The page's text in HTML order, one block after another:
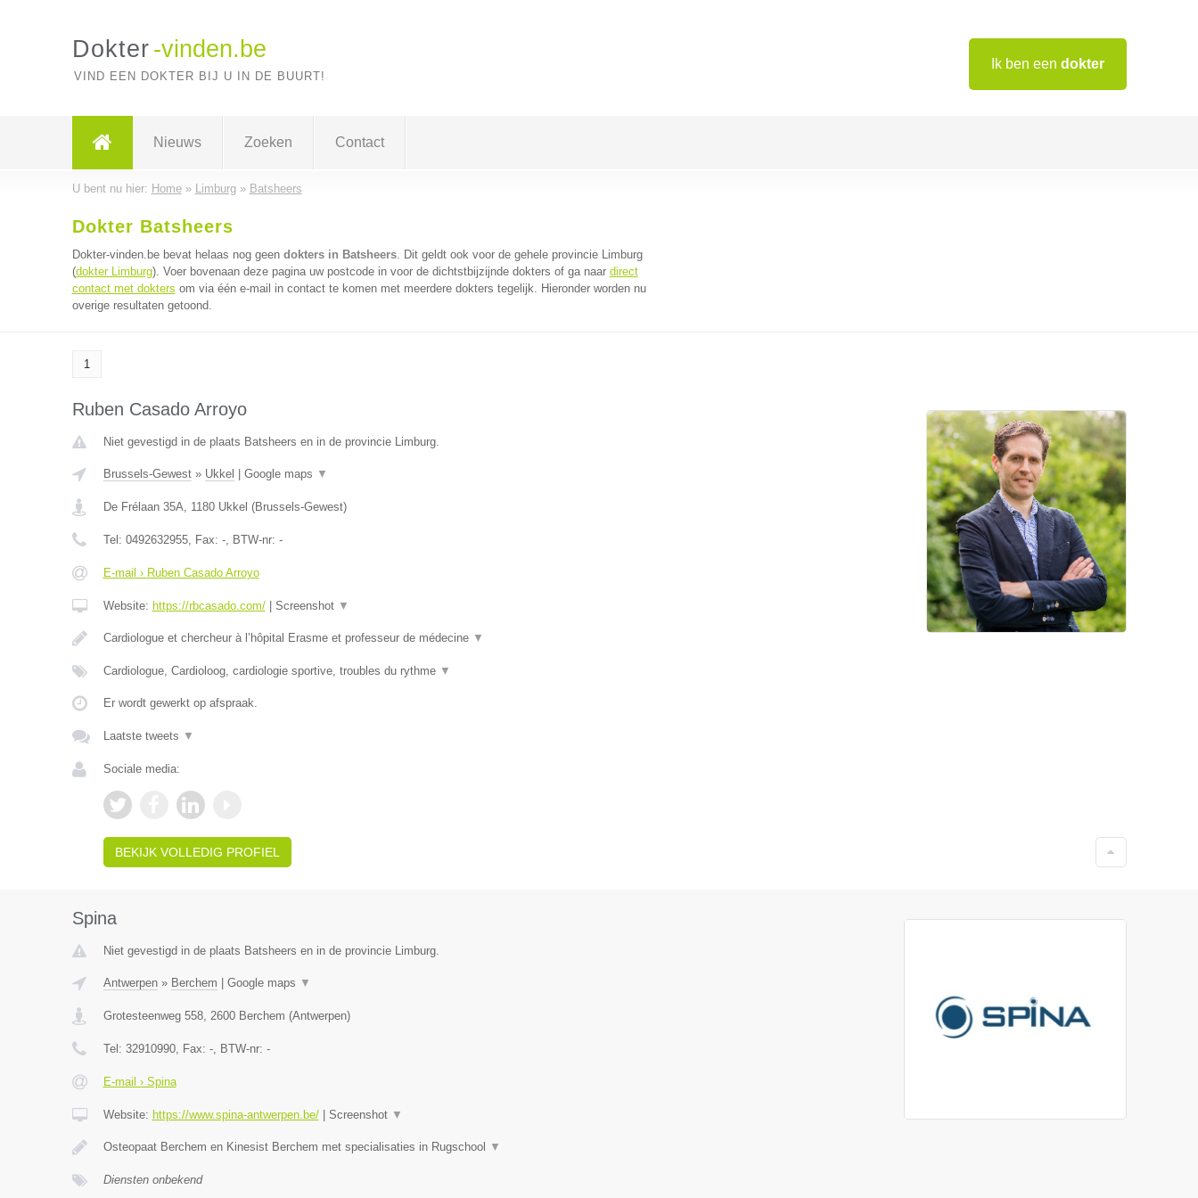
Ik ben een dokter
Dokter -vinden.be
VIND EEN DOKTER BIJ U IN DE BUURT!
Nieuws Zoeken Contact
U bent nu hier: Home» Limburg» Batsheers
Dokter Batsheers
Dokter-vinden.be bevat helaas nog geen dokters in Batsheers. Dit geldt ook voor de gehele provincie Limburg
(dokter Limburg). Voer bovenaan deze pagina uw postcode in voor de dichtstbijzijnde dokters of ga naar direct
contact met dokters om via één e-mail in contact te komen met meerdere dokters tegelijk. Hieronder worden nu
overige resultaten getoond.
1
Ruben Casado Arroyo
Niet gevestigd in de plaats Batsheers en in de provincie Limburg.
Brussels-Gewest» Ukkel Google maps ▼
De Frélaan 35A, 1180 Ukkel (Brussels-Gewest)
Tel: 0492632955, Fax: -, BTW-nr: -
E-mail › Ruben Casado Arroyo
Website: https://rbcasado.com/| Screenshot ▼
Cardiologue et chercheur à l’hôpital Erasme et professeur de médecine ▼
Cardiologue, Cardioloog, cardiologie sportive, troubles du rythme ▼
Er wordt gewerkt op afspraak.
Laatste tweets ▼
Sociale media:
BEKIJK VOLLEDIG PROFIEL
Spina
Niet gevestigd in de plaats Batsheers en in de provincie Limburg.
Antwerpen» Berchem Google maps ▼
Grotesteenweg 558, 2600 Berchem (Antwerpen)
Tel: 32910990, Fax: -, BTW-nr: -
E-mail › Spina
Website: https://www.spina-antwerpen.be/| Screenshot ▼
Osteopaat Berchem en Kinesist Berchem met specialisaties in Rugschool ▼
Diensten onbekend